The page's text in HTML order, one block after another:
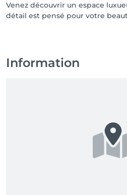
Venez découvrir un espace
détail est pensé pour votre
Information